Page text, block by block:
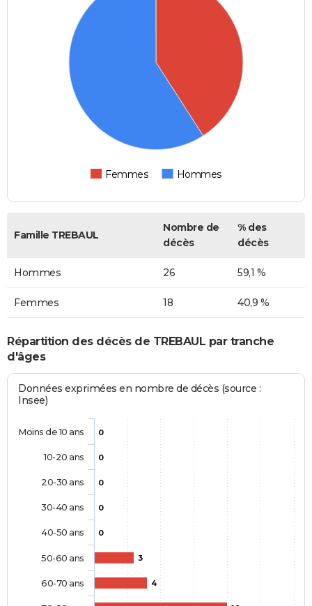
Femmes Hommes
Famille TREBAUL
Nombre de
décès
% des
décès
Hommes 26 59,1 %
Femmes 18 40,9 %
Répartition des décès de TREBAUL par tranche
d'âges
Données exprimées en nombre de décès (source :
Insee)
0
0
0
0
0
3
4
Moins de 10 ans
10-20 ans
20-30 ans
30-40 ans
40-50 ans
50-60 ans
60-70 ans